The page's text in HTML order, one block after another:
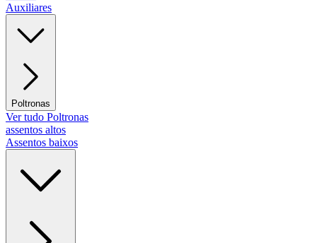
Auxiliares
Poltronas
Ver tudo Poltronas
assentos altos
Assentos baixos